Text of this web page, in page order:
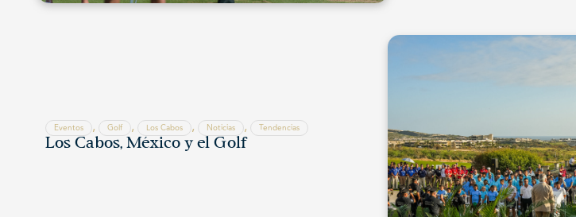
Eventos , Golf , Los Cabos , Noticias , Tendencias
Los Cabos, México y el Golf